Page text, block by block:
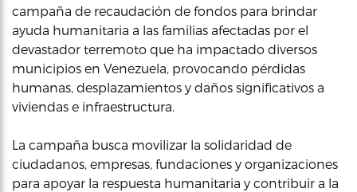
campaña de recaudación de fondos para brindar
ayuda humanitaria a las familias afectadas por el
devastador terremoto que ha impactado diversos
municipios en Venezuela, provocando pérdidas
humanas, desplazamientos y daños significativos a
viviendas e infraestructura.
La campaña busca movilizar la solidaridad de
ciudadanos, empresas, fundaciones y organizaciones
para apoyar la respuesta humanitaria y contribuir a la